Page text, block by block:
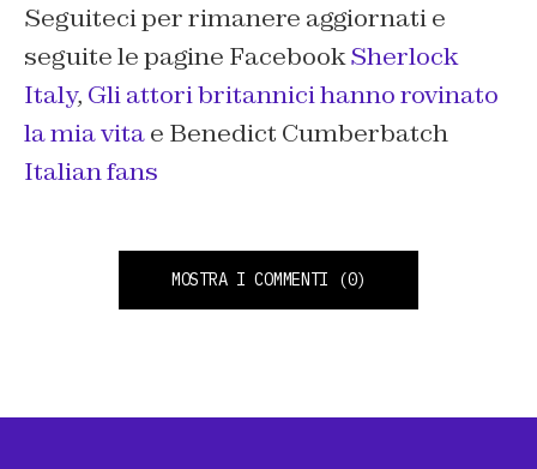
Seguiteci per rimanere aggiornati e
seguite le pagine FacebookSherlock
Italy, Gli attori britannici hanno rovinato
la mia vitae Benedict Cumberbatch
Italian fans
MOSTRA I COMMENTI (0)